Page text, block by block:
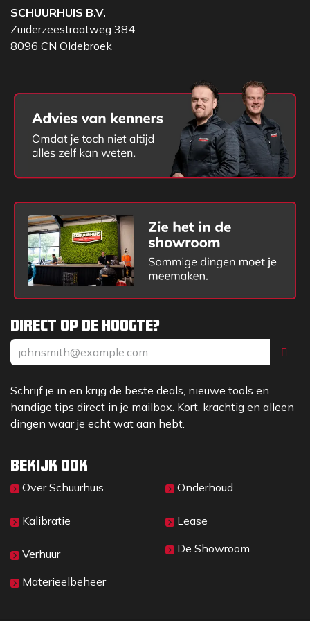
13-gauge HPPE/glasvezel/nylon/spandex
drager met tricot manchet
Optimale snijbestendigheid en langdurig
Volledig vloeistofbestendig, geschikt voor natte
en olieachtige werkomgevingen
Voorkomt allergieën bij intensief werken met
Extra lang manchet (5 cm) voor verbeterde
hand- en polsbescherming
Kleur: zwart/blauw
Direct op de hoogte?
Schrijf je in en krijg de beste deals, nieuwe tools en
handige tips direct in je mailbox. Kort, krachtig en alleen
dingen waar je echt wat aan hebt.
Bekijk ook
Over Sc​huurhuis
Kalibratie
Verhuur
Materieelbeheer
Onderhoud
Lease
De Showroom
SCHUURHUIS B.V.
Zuiderzeestraatweg 384
8096 CN Oldebroek